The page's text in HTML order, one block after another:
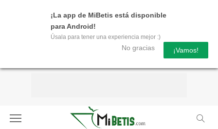
¡La app de MiBetis está disponible
para Android!
Úsala para tener una experiencia mejor :)
No gracias ¡Vamos!